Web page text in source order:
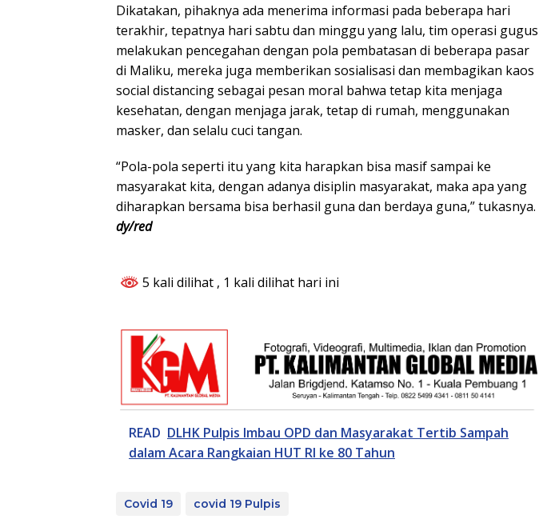
Dikatakan, pihaknya ada menerima informasi pada beberapa hari
terakhir, tepatnya hari sabtu dan minggu yang lalu, tim operasi gugus
melakukan pencegahan dengan pola pembatasan di beberapa pasar
di Maliku, mereka juga memberikan sosialisasi dan membagikan kaos
social distancing sebagai pesan moral bahwa tetap kita menjaga
kesehatan, dengan menjaga jarak, tetap di rumah, menggunakan
masker, dan selalu cuci tangan.
“Pola-pola seperti itu yang kita harapkan bisa masif sampai ke
masyarakat kita, dengan adanya disiplin masyarakat, maka apa yang
diharapkan bersama bisa berhasil guna dan berdaya guna,” tukasnya.
dy/red
5 kali dilihat , 1 kali dilihat hari ini
READ DLHK Pulpis Imbau OPD dan Masyarakat Tertib Sampah
dalam Acara Rangkaian HUT RI ke 80 Tahun
Covid 19 covid 19 Pulpis